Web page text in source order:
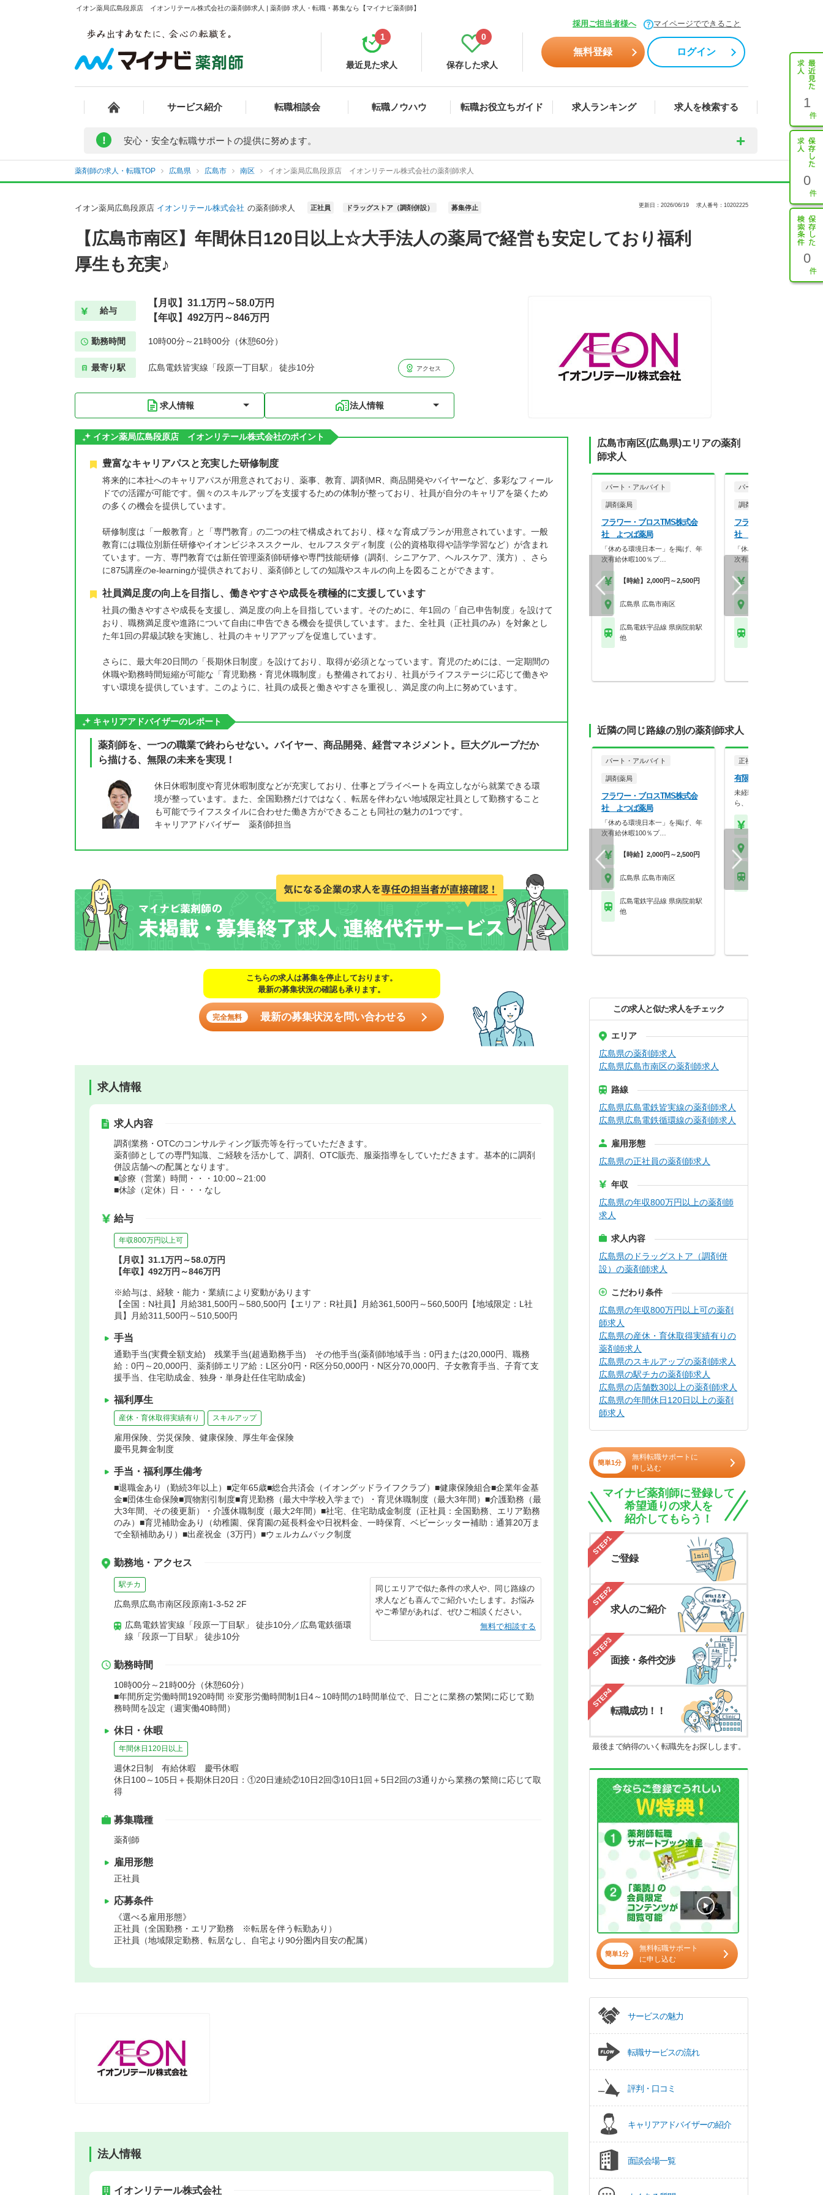
イオン薬局広島段原店 イオンリテール株式会社の薬剤師求人 | 薬剤師 求人・転職・募集なら【マイナビ薬剤師】
採用ご担当者様へ マイページでできること
最近見た求人
1
保存した求人
0
無料登録 ログイン
サービス紹介 転職相談会 転職ノウハウ 転職お役立ちガイド 求人ランキング 求人を検索する 1
0
0
! 安心・安全な転職サポートの提供に努めます。
薬剤師の求人・転職TOP 広島県 広島市 南区 イオン薬局広島段原店 イオンリテール株式会社の薬剤師求人
イオン薬局広島段原店 イオンリテール株式会社 の薬剤師求人 正社員 ドラッグストア（調剤併設） 募集停止 更新日：2026/06/19 求人番号：10202225
【広島市南区】年間休日120日以上☆大手法人の薬局で経営も安定しており福利
厚生も充実♪
給与
【月収】31.1万円～58.0万円
【年収】492万円～846万円
勤務時間 10時00分～21時00分（休憩60分）
最寄り駅 広島電鉄皆実線「段原一丁目駅」 徒歩10分 アクセス
求人情報 法人情報
イオン薬局広島段原店 イオンリテール株式会社のポイント
豊富なキャリアパスと充実した研修制度
将来的に本社へのキャリアパスが用意されており、薬事、教育、調剤MR、商品開発やバイヤーなど、多彩なフィール
ドでの活躍が可能です。個々のスキルアップを支援するための体制が整っており、社員が自分のキャリアを築くため
の多くの機会を提供しています。
研修制度は「一般教育」と「専門教育」の二つの柱で構成されており、様々な育成プランが用意されています。一般
教育には職位別新任研修やイオンビジネススクール、セルフスタディ制度（公的資格取得や語学学習など）が含まれ
ています。一方、専門教育では新任管理薬剤師研修や専門技能研修（調剤、シニアケア、ヘルスケア、漢方）、さら
に875講座のe-learningが提供されており、薬剤師としての知識やスキルの向上を図ることができます。
社員満足度の向上を目指し、働きやすさや成長を積極的に支援しています
社員の働きやすさや成長を支援し、満足度の向上を目指しています。そのために、年1回の「自己申告制度」を設けて
おり、職務満足度や進路について自由に申告できる機会を提供しています。また、全社員（正社員のみ）を対象とし
た年1回の昇級試験を実施し、社員のキャリアアップを促進しています。
さらに、最大年20日間の「長期休日制度」を設けており、取得が必須となっています。育児のためには、一定期間の
休職や勤務時間短縮が可能な「育児勤務・育児休職制度」も整備されており、社員がライフステージに応じて働きや
すい環境を提供しています。このように、社員の成長と働きやすさを重視し、満足度の向上に努めています。
キャリアアドバイザーのレポート
薬剤師を、一つの職業で終わらせない。バイヤー、商品開発、経営マネジメント。巨大グループだか
ら描ける、無限の未来を実現！
休日休暇制度や育児休暇制度などが充実しており、仕事とプライベートを両立しながら就業できる環
境が整っています。また、全国勤務だけではなく、転居を伴わない地域限定社員として勤務すること
も可能でライフスタイルに合わせた働き方ができることも同社の魅力の1つです。
キャリアアドバイザー 薬剤師担当
こちらの求人は募集を停止しております。
最新の募集状況の確認も承ります。
完全無料 最新の募集状況を問い合わせる
求人情報
求人内容
調剤業務・OTCのコンサルティング販売等を行っていただきます。
薬剤師としての専門知識、ご経験を活かして、調剤、OTC販売、服薬指導をしていただきます。基本的に調剤
併設店舗への配属となります。
■診療（営業）時間・・・10:00～21:00
■休診（定休）日・・・なし
給与
年収800万円以上可
【月収】31.1万円～58.0万円
【年収】492万円～846万円
※給与は、経験・能力・業績により変動があります
【全国：N社員】月給381,500円～580,500円【エリア：R社員】月給361,500円～560,500円【地域限定：L社
員】月給311,500円～510,500円
手当
通勤手当(実費全額支給) 残業手当(超過勤務手当) その他手当(薬剤師地域手当：0円または20,000円、職務
給：0円～20,000円、薬剤師エリア給：L区分0円・R区分50,000円・N区分70,000円、子女教育手当、子育て支
援手当、住宅助成金、独身・単身赴任住宅助成金)
福利厚生
産休・育休取得実績有り スキルアップ
雇用保険、労災保険、健康保険、厚生年金保険
慶弔見舞金制度
手当・福利厚生備考
■退職金あり（勤続3年以上）■定年65歳■総合共済会（イオングッドライフクラブ）■健康保険組合■企業年金基
金■団体生命保険■買物割引制度■育児勤務（最大中学校入学まで）・育児休職制度（最大3年間）■介護勤務（最
大3年間、その後更新）・介護休職制度（最大2年間）■社宅、住宅助成金制度（正社員：全国勤務、エリア勤務
のみ）■育児補助金あり（幼稚園、保育園の延長料金や日祝料金、一時保育、ベビーシッター補助：通算20万ま
で全額補助あり）■出産祝金（3万円）■ウェルカムバック制度
勤務地・アクセス
駅チカ
広島県広島市南区段原南1-3-52 2F
広島電鉄皆実線「段原一丁目駅」 徒歩10分／広島電鉄循環
線「段原一丁目駅」 徒歩10分
同じエリアで似た条件の求人や、同じ路線の
求人なども喜んでご紹介いたします。お悩み
やご希望があれば、ぜひご相談ください。
無料で相談する
勤務時間
10時00分～21時00分（休憩60分）
■年間所定労働時間1920時間 ※変形労働時間制1日4～10時間の1時間単位で、日ごとに業務の繁閑に応じて勤
務時間を設定（週実働40時間）
休日・休暇
年間休日120日以上
週休2日制 有給休暇 慶弔休暇
休日100～105日＋長期休日20日：①20日連続②10日2回③10日1回＋5日2回の3通りから業務の繁簡に応じて取
得
募集職種
薬剤師
雇用形態
正社員
応募条件
《選べる雇用形態》
正社員（全国勤務・エリア勤務 ※転居を伴う転勤あり）
正社員（地域限定勤務、転居なし、自宅より90分圏内目安の配属）
法人情報
イオンリテール株式会社
広島市南区(広島県)エリアの薬剤
師求人
パート・アルバイト
調剤薬局
フラワー・ブロスTMS株式会
社 よつば薬局
「休める環境日本一」を掲げ、年
次有給休暇100％プ…
【時給】2,000円～2,500円
広島県 広島市南区
広島電鉄宇品線 県病院前駅
他
パート・アルバイト
調剤薬局
フラワー・ブロスTMS株
社 カンナ薬局
「休める環境日本一」を掲
次有給休暇100％プ…
近隣の同じ路線の別の薬剤師求人
パート・アルバイト
調剤薬局
フラワー・ブロスTMS株式会
社 よつば薬局
「休める環境日本一」を掲げ、年
次有給休暇100％プ…
【時給】2,000円～2,500円
広島県 広島市南区
広島電鉄宇品線 県病院前駅
他
正社員
有限会社ホンゴウ 段原
未経験者歓迎！やる気のある
ら、しっかりとお教え…
この求人と似た求人をチェック
エリア
広島県の薬剤師求人
広島県広島市南区の薬剤師求人
路線
広島県広島電鉄皆実線の薬剤師求人
広島県広島電鉄循環線の薬剤師求人
雇用形態
広島県の正社員の薬剤師求人
年収
広島県の年収800万円以上の薬剤師
求人
求人内容
広島県のドラッグストア（調剤併
設）の薬剤師求人
こだわり条件
広島県の年収800万円以上可の薬剤
師求人
広島県の産休・育休取得実績有りの
薬剤師求人
広島県のスキルアップの薬剤師求人
広島県の駅チカの薬剤師求人
広島県の店舗数30以上の薬剤師求人
広島県の年間休日120日以上の薬剤
師求人
簡単1分
無料転職サポートに
申し込む
マイナビ薬剤師に登録して
希望通りの求人を
紹介してもらう！
STEP1
ご登録
STEP2
求人のご紹介
STEP3
面接・条件交渉
STEP4
転職成功！！
最後まで納得のいく転職先をお探しします。
簡単1分
無料転職サポート
に申し込む
サービスの魅力
転職サービスの流れ
評判・口コミ
キャリアアドバイザーの紹介
面談会場一覧